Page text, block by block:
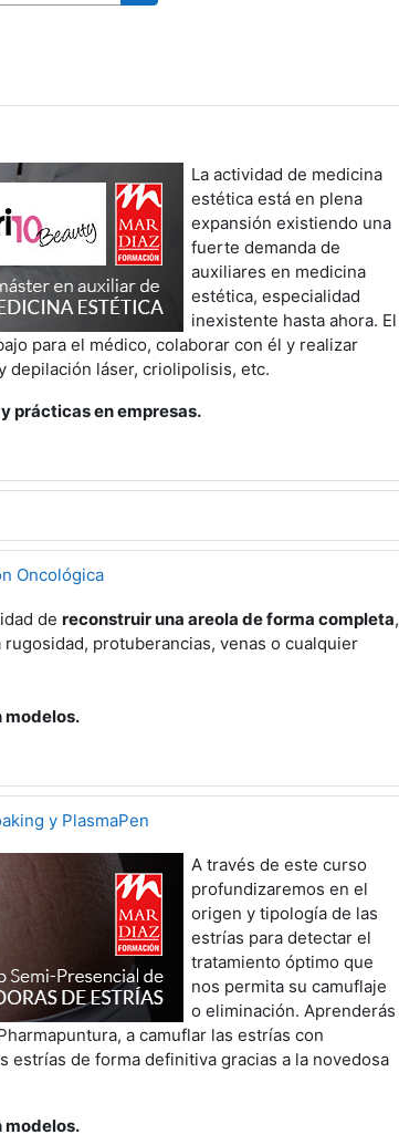
Buscar cursos
La actividad de medicina
estética está en plena
expansión existiendo una
fuerte demanda de
auxiliares en medicina
estética, especialidad
inexistente hasta ahora. El
para el médico, colaborar con él y realizar
depilación láser, criolipolisis, etc.
prácticas en empresas.
Oncológica
de reconstruir una areola de forma completa,
protuberancias, venas o cualquier
modelos.
y PlasmaPen
A través de este curso
profundizaremos en el
origen y tipología de las
estrías para detectar el
tratamiento óptimo que
nos permita su camuflaje
o eliminación. Aprenderás
a camuflar las estrías con
estrías de forma definitiva gracias a la novedosa
modelos.